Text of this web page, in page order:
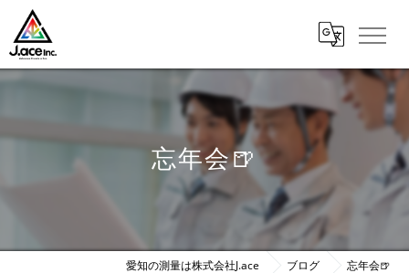
忘年会🍺
愛知の測量は株式会社J.ace ブログ 忘年会🍺